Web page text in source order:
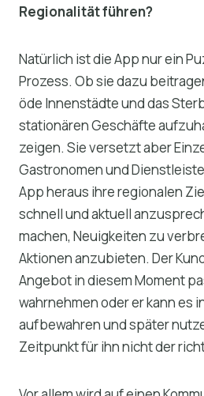
Regionalität führen?
Natürlich ist die App nur ein
Prozess. Ob sie dazu
öde Innenstädte und das
stationären Geschäfte
zeigen. Sie versetzt aber
Gastronomen und
App heraus ihre regionalen
schnell und aktuell
machen, Neuigkeiten zu
Aktionen anzubieten. Der
Angebot in diesem Moment
wahrnehmen oder er kann es
aufbewahren und später
Zeitpunkt für ihn nicht der